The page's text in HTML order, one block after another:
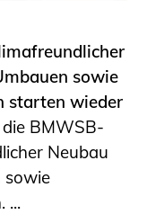
sowie
starten wieder
BMWSB-
Neubau
sowie
...